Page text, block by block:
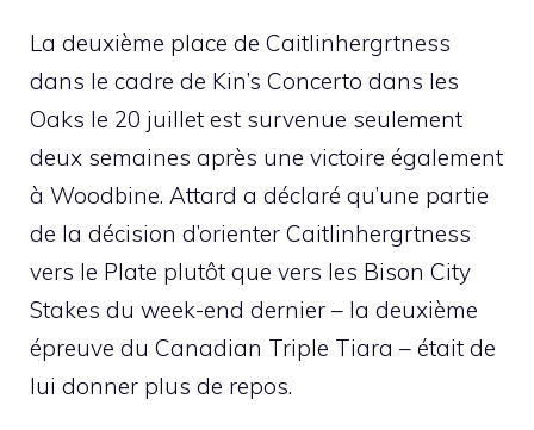
La deuxième place de Caitlinhergrtness
dans le cadre de Kin’s Concerto dans les
Oaks le 20 juillet est survenue seulement
deux semaines après une victoire également
à Woodbine. Attard a déclaré qu’une partie
de la décision d’orienter Caitlinhergrtness
vers le Plate plutôt que vers les Bison City
Stakes du week-end dernier – la deuxième
épreuve du Canadian Triple Tiara – était de
lui donner plus de repos.